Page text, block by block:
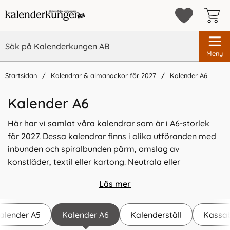
Meny
Startsidan Kalendrar & almanackor för 2027 Kalender A6
Kalender A6
Läs mer
Här har vi samlat våra kalendrar som är i A6-storlek
för 2027. Dessa kalendrar finns i olika utföranden med
inbunden och spiralbunden pärm, omslag av
konstläder, textil eller kartong. Neutrala eller
för att du ska hitta den kalender som faller dig i
A5 Kalender A6 Kalenderställ